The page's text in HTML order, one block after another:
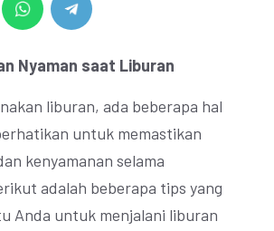
Nyaman saat Liburan
liburan, ada beberapa hal
untuk memastikan
kenyamanan selama
adalah beberapa tips yang
Anda untuk menjalani liburan